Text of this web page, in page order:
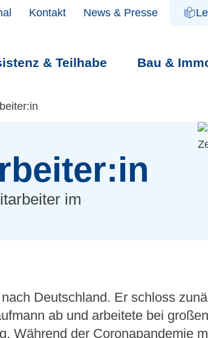
Kontakt News & Presse
& Teilhabe Bau &
im
Deutschland. Er schloss
ab und arbeitete bei
Während der Coronapandemie